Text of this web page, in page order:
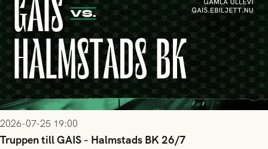
2026-07-25 19:00
Truppen till GAIS - Halmstads BK 26/7